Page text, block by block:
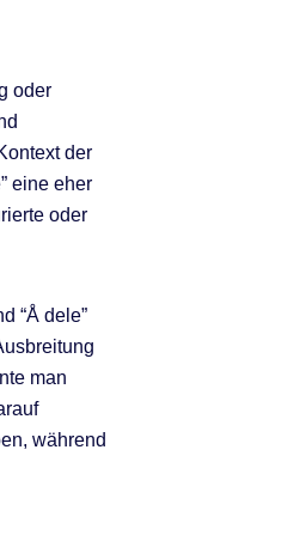
oder
der
eine eher
oder
“Å dele”
man
während